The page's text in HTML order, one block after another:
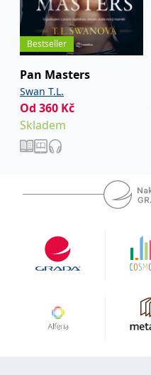
Bestseller
Pan Masters
Swan T.L.
Od 360 Kč
Skladem